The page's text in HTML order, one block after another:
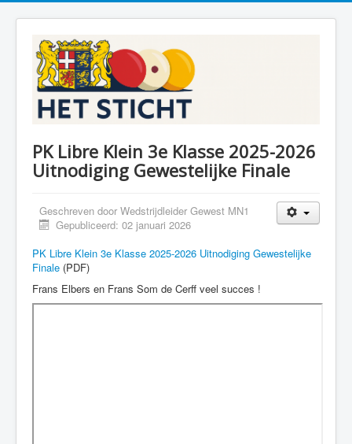
PK Libre Klein 3e Klasse 2025-2026
Uitnodiging Gewestelijke Finale
Geschreven door Wedstrijdleider Gewest MN1
Gepubliceerd: 02 januari 2026
PK Libre Klein 3e Klasse 2025-2026 Uitnodiging Gewestelijke
Finale (PDF)
Frans Elbers en Frans Som de Cerff veel succes !